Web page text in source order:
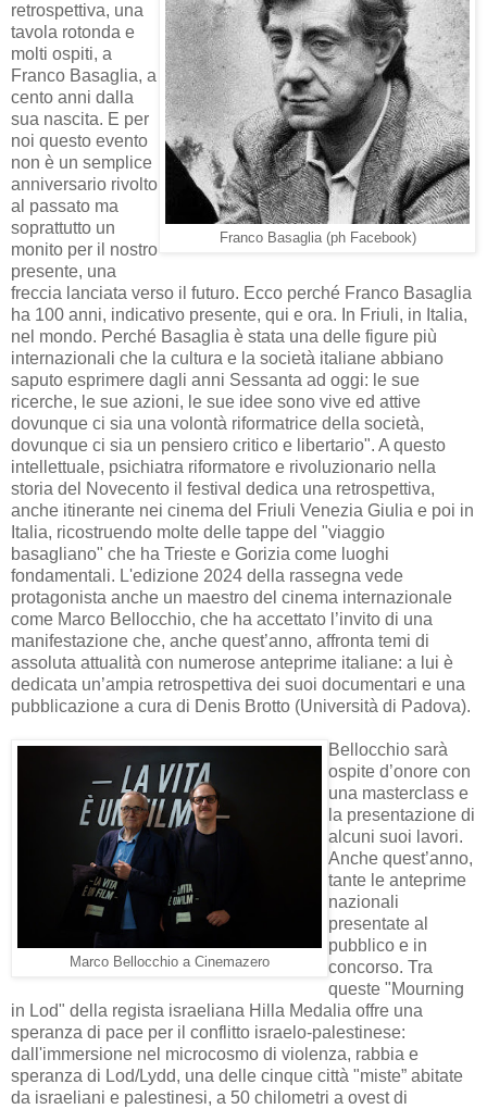
Franco Basaglia (ph Facebook)
retrospettiva, una
tavola rotonda e
molti ospiti, a
Franco Basaglia, a
cento anni dalla
sua nascita. E per
noi questo evento
non è un semplice
anniversario rivolto
al passato ma
soprattutto un
monito per il nostro
presente, una
freccia lanciata verso il futuro. Ecco perché Franco Basaglia
ha 100 anni, indicativo presente, qui e ora. In Friuli, in Italia,
nel mondo. Perché Basaglia è stata una delle figure più
internazionali che la cultura e la società italiane abbiano
saputo esprimere dagli anni Sessanta ad oggi: le sue
ricerche, le sue azioni, le sue idee sono vive ed attive
dovunque ci sia una volontà riformatrice della società,
dovunque ci sia un pensiero critico e libertario". A questo
intellettuale, psichiatra riformatore e rivoluzionario nella
storia del Novecento il festival dedica una retrospettiva,
anche itinerante nei cinema del Friuli Venezia Giulia e poi in
Italia, ricostruendo molte delle tappe del "viaggio
basagliano" che ha Trieste e Gorizia come luoghi
fondamentali. L'edizione 2024 della rassegna vede
protagonista anche un maestro del cinema internazionale
come Marco Bellocchio, che ha accettato l’invito di una
manifestazione che, anche quest’anno, affronta temi di
assoluta attualità con numerose anteprime italiane: a lui è
dedicata un’ampia retrospettiva dei suoi documentari e una
pubblicazione a cura di Denis Brotto (Università di Padova).
Marco Bellocchio a Cinemazero
Bellocchio sarà
ospite d’onore con
una masterclass e
la presentazione di
alcuni suoi lavori.
Anche quest’anno,
tante le anteprime
nazionali
presentate al
pubblico e in
concorso. Tra
queste "Mourning
in Lod" della regista israeliana Hilla Medalia offre una
speranza di pace per il conflitto israelo-palestinese:
dall'immersione nel microcosmo di violenza, rabbia e
speranza di Lod/Lydd, una delle cinque città "miste” abitate
da israeliani e palestinesi, a 50 chilometri a ovest di